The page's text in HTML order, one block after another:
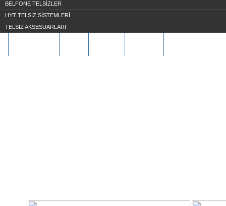
BELFONE TELSİZLER
HYT TELSİZ SİSTEMLERİ
TELSİZ AKSESUARLARI